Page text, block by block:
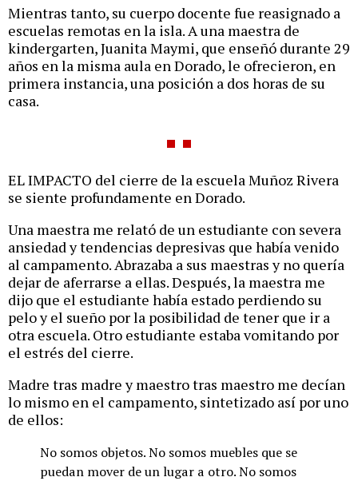
Mientras tanto, su cuerpo docente fue reasignado a
escuelas remotas en la isla. A una maestra de
kindergarten, Juanita Maymi, que enseñó durante 29
años en la misma aula en Dorado, le ofrecieron, en
primera instancia, una posición a dos horas de su
casa.
EL IMPACTO del cierre de la escuela Muñoz Rivera
se siente profundamente en Dorado.
Una maestra me relató de un estudiante con severa
ansiedad y tendencias depresivas que había venido
al campamento. Abrazaba a sus maestras y no quería
dejar de aferrarse a ellas. Después, la maestra me
dijo que el estudiante había estado perdiendo su
pelo y el sueño por la posibilidad de tener que ir a
otra escuela. Otro estudiante estaba vomitando por
el estrés del cierre.
Madre tras madre y maestro tras maestro me decían
lo mismo en el campamento, sintetizado así por uno
de ellos:
No somos objetos. No somos muebles que se
puedan mover de un lugar a otro. No somos